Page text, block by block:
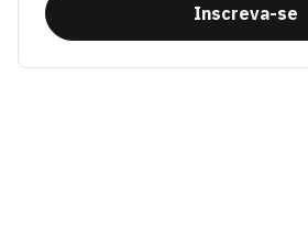
Inscreva-se